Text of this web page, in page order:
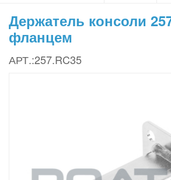
Держатель консоли
фланцем
АРТ.:257.RC35